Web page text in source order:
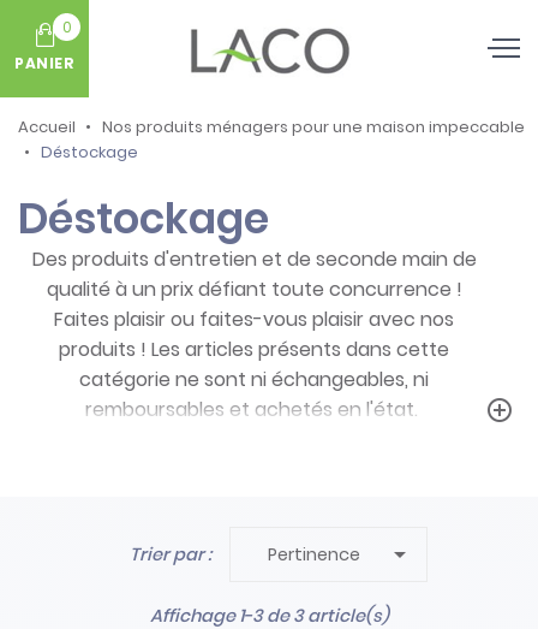
0
PANIER
Accueil
Nos produits ménagers pour une maison impeccable
Déstockage
Déstockage
Des produits d'entretien et de seconde main de
qualité à un prix défiant toute concurrence !
Faites plaisir ou faites-vous plaisir avec nos
produits ! Les articles présents dans cette
catégorie ne sont ni échangeables, ni
remboursables et achetés en l'état.
- Stock limité et non renouvelé
add_circle_outline
Trier par : Pertinence 
Affichage 1-3 de 3 article(s)